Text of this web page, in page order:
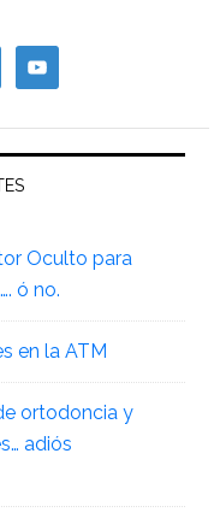
Oculto para
ó no.
en la ATM
ortodoncia y
adiós